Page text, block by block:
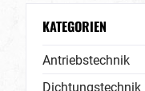
KATEGORIEN
Antriebstechnik
Dichtungstechnik